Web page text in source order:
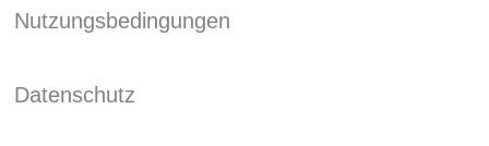
Nutzungsbedingungen
Datenschutz